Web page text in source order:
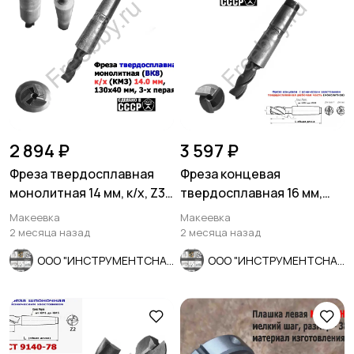
2 894 ₽
Фреза твердосплавная
монолитная 14 мм, к/х, Z3,
ВК8, 130/40 мм, СССР.
Макеевка
2 месяца назад
3 597 ₽
Фреза концевая
твердосплавная 16 мм,
монолит, ВК8, к/х, КМ3, Z3
СССР.
Макеевка
2 месяца назад